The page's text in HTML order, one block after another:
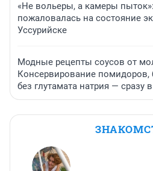
«Не вольеры, а камеры
пожаловалась на состояние
Уссурийске
Модные рецепты соусов от
Консервирование помидоров,
без глутамата натрия — сразу